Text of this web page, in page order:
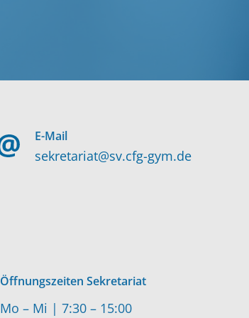
E-Mail
sekretariat@sv.cfg-gym.de
Öffnungszeiten Sekretariat
Mo – Mi | 7:30 – 15:00